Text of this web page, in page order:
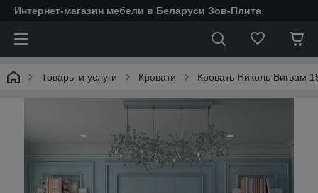
Интернет-магазин мебели в Беларуси Зов-Плита
Товары и услуги Кровати Кровать Николь Вигвам